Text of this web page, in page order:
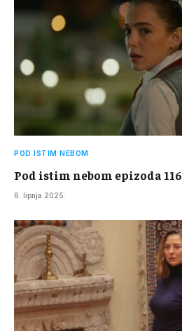
POD ISTIM NEBOM
Pod istim nebom epizoda 116
6. lipnja 2025.